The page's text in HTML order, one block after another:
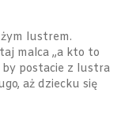
lustrem.
malca „a kto to
postacie z lustra
aż dziecku się